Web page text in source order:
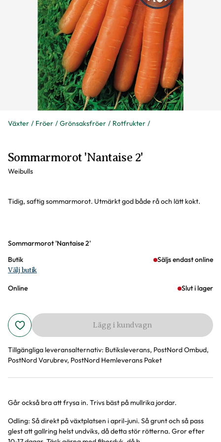
Växter Fröer Grönsaksfröer Rotfrukter
Sommarmorot 'Nantaise 2'
Weibulls
Tidig, saftig sommarmorot. Utmärkt god både rå och lätt kokt.
Varianter
Sommarmorot 'Nantaise 2'
Butik
Säljs endast online
Välj butik
Online Slut i lager
Lägg i kundvagn
Tillgängliga leveransalternativ: Butiksleverans, PostNord Ombud,
PostNord Varubrev, PostNord Hemleverans Paket
Produktinformation
Går också bra att frysa in. Trivs bäst på mullrika jordar.
Odling: Så direkt på växtplatsen i april-juni. Så grunt och så pass
glest att gallring helst undviks, då detta stör rötterna. Gror efter